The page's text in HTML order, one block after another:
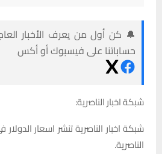
🔔 كن أول من يعرف الأخبار
حساباتنا على فيسبوك أو أكس
شبكة اخبار الناصرية:
شبكة اخبار الناصرية تنشر اسعار
الناصرية.